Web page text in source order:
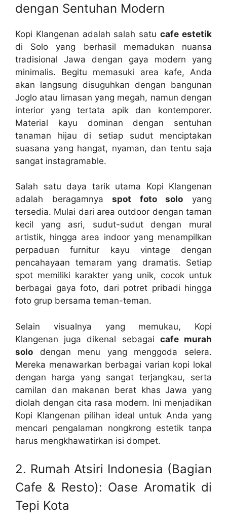
dengan Sentuhan Modern
Kopi Klangenan adalah salah satucafe estetik
di Solo yang berhasil memadukan nuansa
tradisional Jawa dengan gaya modern yang
minimalis. Begitu memasuki area kafe, Anda
akan langsung disuguhkan dengan bangunan
Joglo atau limasan yang megah, namun dengan
interior yang tertata apik dan kontemporer.
Material kayu dominan dengan sentuhan
tanaman hijau di setiap sudut menciptakan
suasana yang hangat, nyaman, dan tentu saja
sangat instagramable.
Salah satu daya tarik utama Kopi Klangenan
adalah beragamnyaspot foto solo yang
tersedia. Mulai dari area outdoor dengan taman
kecil yang asri, sudut-sudut dengan mural
artistik, hingga area indoor yang menampilkan
perpaduan furnitur kayu vintage dengan
pencahayaan temaram yang dramatis. Setiap
spot memiliki karakter yang unik, cocok untuk
berbagai gaya foto, dari potret pribadi hingga
foto grup bersama teman-teman.
Selain visualnya yang memukau, Kopi
Klangenan juga dikenal sebagai cafe murah
solo dengan menu yang menggoda selera.
Mereka menawarkan berbagai varian kopi lokal
dengan harga yang sangat terjangkau, serta
camilan dan makanan berat khas Jawa yang
diolah dengan cita rasa modern. Ini menjadikan
Kopi Klangenan pilihan ideal untuk Anda yang
mencari pengalaman nongkrong estetik tanpa
harus mengkhawatirkan isi dompet.
2. Rumah Atsiri Indonesia (Bagian
Cafe & Resto): Oase Aromatik di
Tepi Kota